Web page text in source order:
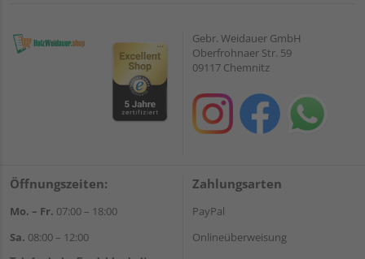
Gebr. Weidauer GmbH
Oberfrohnaer Str. 59
09117 Chemnitz
Öffnungszeiten:
Mo. – Fr. 07:00 – 18:00
Sa. 08:00 – 12:00
Zahlungsarten
PayPal
Onlineüberweisung